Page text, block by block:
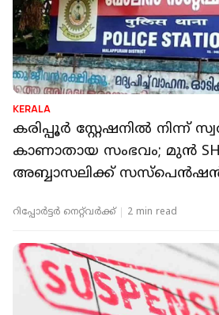
KERALA
കരിപ്പൂര്‍ സ്റ്റേഷനില്‍ നിന്ന്
കാണാതായ സംഭവം; മുന്‍
അബ്ബാസലിക്ക്
റിപ്പോർട്ടർ നെറ്റ്‌വര്‍ക്ക്‌ 2 min read